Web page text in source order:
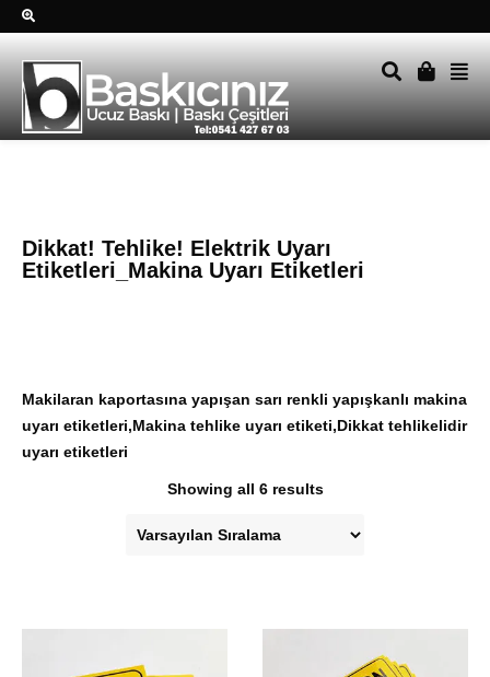
Dikkat! Tehlike! Elektrik Uyarı
Etiketleri_Makina Uyarı Etiketleri
Makilaran kaportasına yapışan sarı renkli yapışkanlı makina
uyarı etiketleri,Makina tehlike uyarı etiketi,Dikkat tehlikelidir
uyarı etiketleri
Showing all 6 results